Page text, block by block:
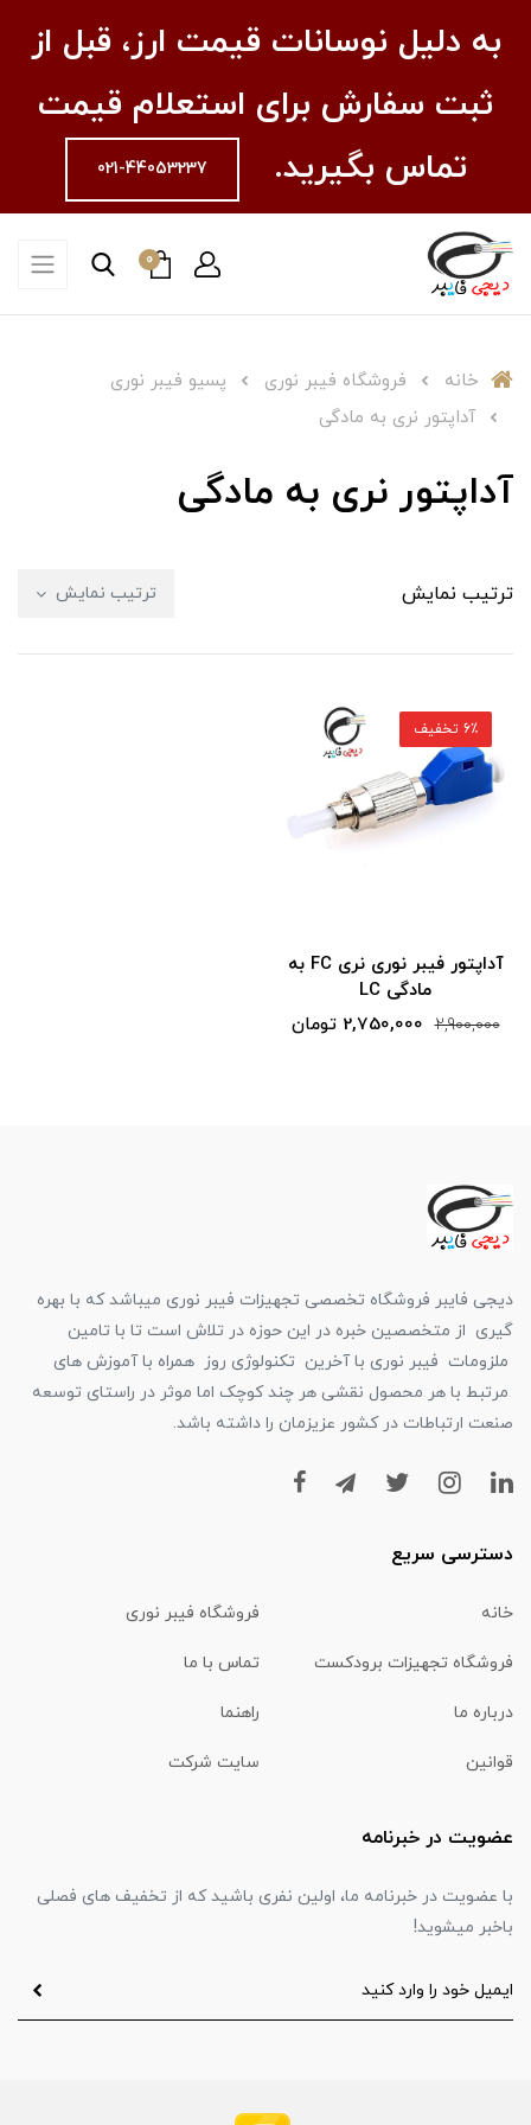
به دلیل نوسانات قیمت ارز، قبل از
ثبت سفارش برای استعلام قیمت
تماس بگیرید.
021-44053237
0
خانه فروشگاه فیبر نوری
پسیو فیبر نوری
آداپتور نری به مادگی
آداپتور نری به مادگی
ترتیب نمایش ترتیب نمایش
آداپتور فیبر نوری نری FC به
مادگی LC
2,900,000 2,750,000 تومان
6٪ تخفیف
دیجی فایبر فروشگاه تخصصی تجهیزات فیبر نوری میباشد که با بهره
گیری از متخصصین خبره در این حوزه در تلاش است تا با تامین
ملزومات فیبر نوری با آخرین تکنولوژی روز همراه با آموزش های
مرتبط با هر محصول نقشی هر چند کوچک اما موثر در راستای توسعه
صنعت ارتباطات در کشور عزیزمان را داشته باشد.
دسترسی سریع
خانه فروشگاه فیبر نوری
فروشگاه تجهیزات برودکست تماس با ما
درباره ما راهنما
قوانین سایت شرکت
عضویت در خبرنامه
با عضویت در خبرنامه ما، اولین نفری باشید که از تخفیف های فصلی
باخبر میشوید!